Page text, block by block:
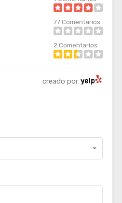
77Comentarios
2 Comentarios
creado por